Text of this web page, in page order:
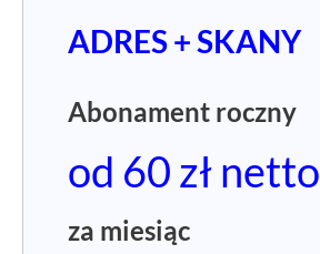
ADRES + SKANY
Abonament roczny
od 60 zł netto
za miesiąc